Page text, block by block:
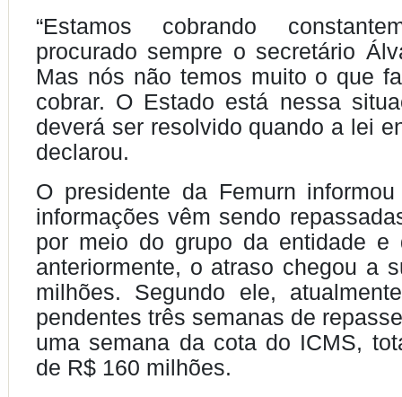
“Estamos cobrando
procurado sempre o secretário
Mas nós não temos muito o que
cobrar. O Estado está nessa
deverá ser resolvido quando a lei
declarou.
O presidente da Femurn
informações vêm sendo
por meio do grupo da entidade e
anteriormente, o atraso chegou a
milhões. Segundo ele,
pendentes três semanas de
uma semana da cota do ICMS,
de R$ 160 milhões.